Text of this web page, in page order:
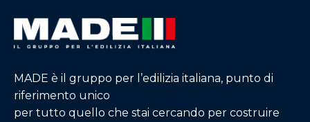
MADE è il gruppo per l’edilizia italiana, punto di
riferimento unico
per tutto quello che stai cercando per costruire